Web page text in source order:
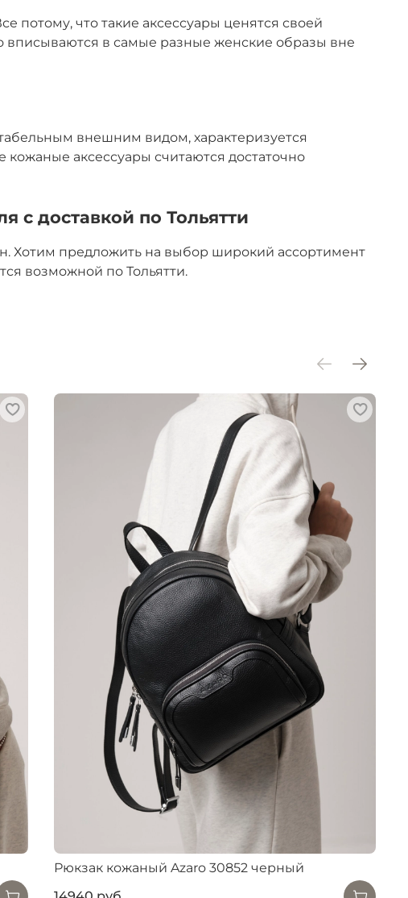
что такие аксессуары ценятся своей
вписываются в самые разные женские образы вне
внешним видом, характеризуется
аксессуары считаются достаточно
с доставкой по Тольятти
Хотим предложить на выбор широкий ассортимент
возможной по Тольятти.
Рюкзак кожаный Azaro 30852 черный